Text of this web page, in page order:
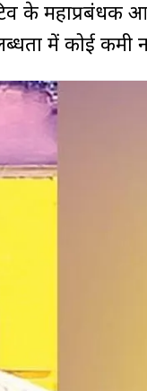
के महाप्रबंधक
में कोई कमी